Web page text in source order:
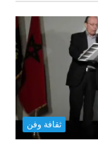
ثقافة وفن